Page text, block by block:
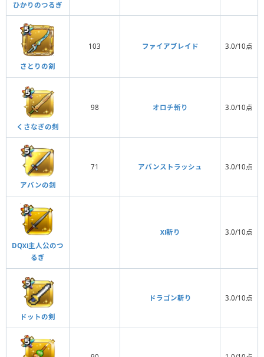
ひかりのつるぎ
さとりの剣
103 ファイアブレイド 3.0/10点
くさなぎの剣
98 オロチ斬り 3.0/10点
アバンの剣
71 アバンストラッシュ 3.0/10点
DQⅪ主人公のつ
るぎ
Ⅺ斬り 3.0/10点
ドットの剣
ドラゴン斬り 3.0/10点